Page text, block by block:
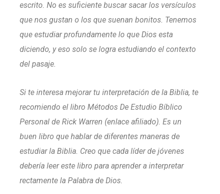
escrito. No es suficiente buscar sacar los versículos
que nos gustan o los que suenan bonitos. Tenemos
que estudiar profundamente lo que Dios esta
diciendo, y eso solo se logra estudiando el contexto
del pasaje.
Si te interesa mejorar tu interpretación de la Biblia, te
recomiendo el libro Métodos De Estudio Bíblico
Personal de Rick Warren (enlace afiliado). Es un
buen libro que hablar de diferentes maneras de
estudiar la Biblia. Creo que cada líder de jóvenes
debería leer este libro para aprender a interpretar
rectamente la Palabra de Dios.